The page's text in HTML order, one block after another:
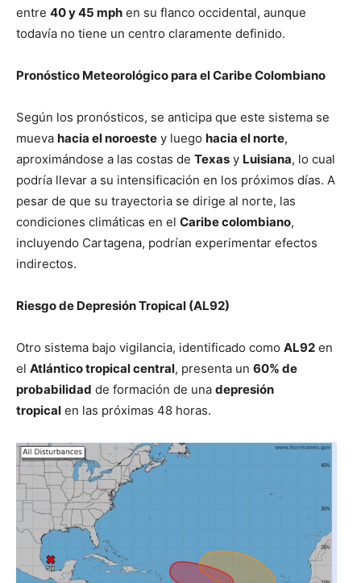
entre 40 y 45 mph en su flanco occidental, aunque
todavía no tiene un centro claramente definido.
Pronóstico Meteorológico para el Caribe Colombiano
Según los pronósticos, se anticipa que este sistema se
mueva hacia el noroeste y luego hacia el norte,
aproximándose a las costas de Texas y Luisiana, lo cual
podría llevar a su intensificación en los próximos días. A
pesar de que su trayectoria se dirige al norte, las
condiciones climáticas en el Caribe colombiano,
incluyendo Cartagena, podrían experimentar efectos
indirectos.
Riesgo de Depresión Tropical (AL92)
Otro sistema bajo vigilancia, identificado como AL92 en
el Atlántico tropical central, presenta un 60% de
probabilidad de formación de una depresión
tropical en las próximas 48 horas.